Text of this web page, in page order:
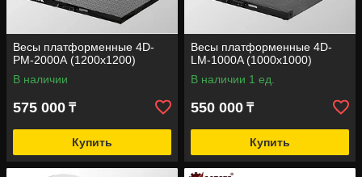
Весы платформенные 4D-
PM-2000А (1200х1200)
В наличии
575 000 ₸
Купить
Весы платформенные 4D-
LM-1000A (1000х1000)
В наличии 1 ед.
550 000 ₸
Купить